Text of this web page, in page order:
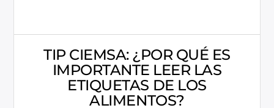
TIP CIEMSA: ¿POR QUÉ ES
IMPORTANTE LEER LAS
ETIQUETAS DE LOS
ALIMENTOS?